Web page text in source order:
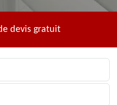
devis gratuit